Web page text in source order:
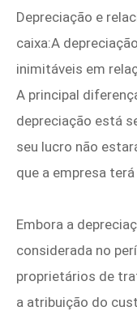
Depreciação e
caixa:A
inimitáveis em
A principal
depreciação está
seu lucro não
que a empresa
Embora a
considerada no
proprietários de
a atribuição do